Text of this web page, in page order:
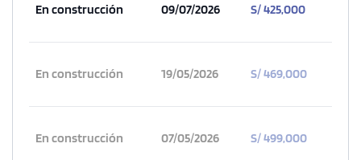
En construcción 09/07/2026 S/ 425,000
En construcción 19/05/2026 S/ 469,000
En construcción 07/05/2026 S/ 499,000